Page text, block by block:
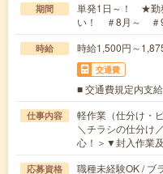
期間
単発1日～！ ★勤
い！ ＃8月～ ＃
時給 時給1,500円～
交通費
■ 交通費規定内支
仕事内容
軽作業（仕分け・
＼チラシの仕分け
心！＞▼封入作業
応募資格
職種未経験OK / ブ